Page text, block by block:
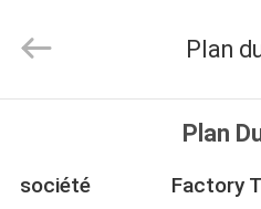
PRODUITS
Electronics
Co.,Ltd..
Reserved.
Plan
Plan
société Factory